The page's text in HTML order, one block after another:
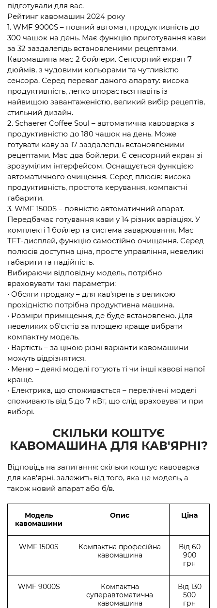
підготували для вас.
Рейтинг кавомашин 2024 року
1. WMF 9000S – повний автомат, продуктивність до
300 чашок на день. Має функцію приготування кави
за 32 заздалегідь встановленими рецептами.
Кавомашина має 2 бойлери. Сенсорний екран 7
дюймів, з чудовими кольорами та чутливістю
сенсора. Серед переваг даного апарату: висока
продуктивність, легко впорається навіть із
найвищою завантаженістю, великий вибір рецептів,
стильний дизайн.
2. Schaerer Coffee Soul – автоматична кавоварка з
продуктивністю до 180 чашок на день. Може
готувати каву за 17 заздалегідь встановленими
рецептами. Має два бойлери. Є сенсорний екран зі
зрозумілим інтерфейсом. Оснащується функцією
автоматичного очищення. Серед плюсів: висока
продуктивність, простота керування, компактні
габарити.
3. WMF 1500S – повністю автоматичний апарат.
Передбачає готування кави у 14 різних варіаціях. У
комплекті 1 бойлер та система заварювання. Має
TFT-дисплей, функцію самостійно очищення. Серед
полюсів доступна ціна, просте управління, невеликі
габарити та надійність.
Вибираючи відповідну модель, потрібно
враховувати такі параметри:
• Обсяги продажу – для кав'ярень з великою
прохідністю потрібна продуктивна машина.
• Розміри приміщення, де буде встановлено. Для
невеликих об'єктів за площею краще вибрати
компактну модель.
• Вартість – за ціною різні варіанти кавомашини
можуть відрізнятися.
• Меню – деякі моделі готують ті чи інші кавові напої
краще.
• Електрика, що споживається – перелічені моделі
споживають від 5 до 7 кВт, що слід враховувати при
виборі.
СКІЛЬКИ КОШТУЄ
КАВОМАШИНА ДЛЯ КАВ'ЯРНІ?
Відповідь на запитання: скільки коштує кавоварка
для кав'ярні, залежить від того, яка це модель, а
також новий апарат або б/в.
Модель
кавомашини
Опис Ціна
WMF 1500S
Компактна професійна
кавомашина
Від 60
900
грн
WMF 9000S
Компактна
суперавтоматична
кавомашина
Від 130
500
грн